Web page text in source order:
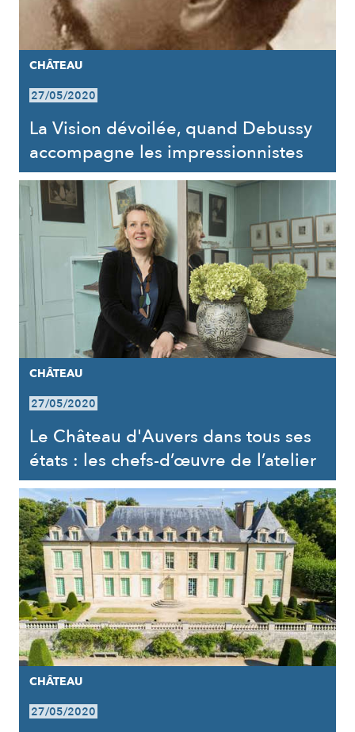
CHÂTEAU
27/05/2020
La Vision dévoilée, quand Debussy
accompagne les impressionnistes
CHÂTEAU
27/05/2020
Le Château d'Auvers dans tous ses
états : les chefs-d’œuvre de l’atelier
CHÂTEAU
27/05/2020